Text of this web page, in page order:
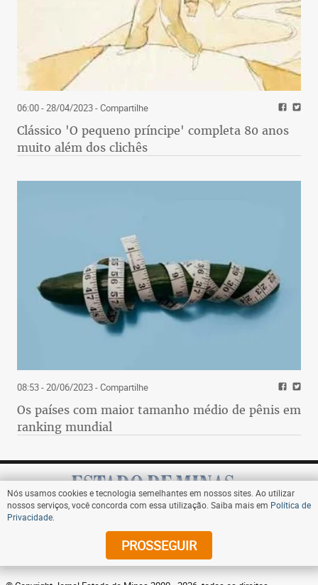
06:00 - 28/04/2023- Compartilhe
Clássico 'O pequeno príncipe' completa 80 anos
muito além dos clichês
08:53 - 20/06/2023- Compartilhe
Os países com maior tamanho médio de pênis em
ranking mundial
Assine
Nós usamos cookies e tecnologia semelhantes em nossos sites. Ao utilizar
nossos serviços, você concorda com essa utilização. Saiba mais em Política de
Privacidade
PROSSEGUIR